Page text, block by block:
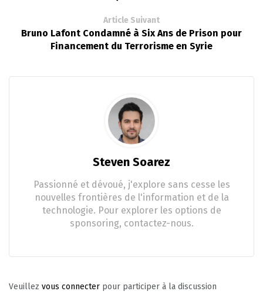
Article Suivant
Bruno Lafont Condamné à Six Ans de Prison pour
Financement du Terrorisme en Syrie
Steven Soarez
Passionné et dévoué, j'explore sans cesse les
nouvelles frontières de l'information et de la
technologie. Pour explorer les options de
sponsoring, contactez-nous.
Veuillez vous connecter pour participer à la discussion